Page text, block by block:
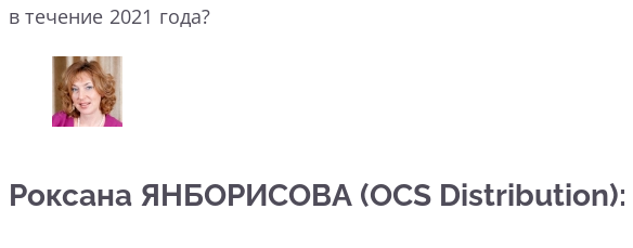
в течение 2021 года?
Роксана ЯНБОРИСОВА (OCS Distribution):